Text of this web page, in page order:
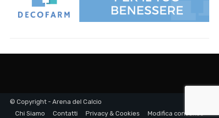
© Copyright - Arena del Calcio
Chi Siamo
Contatti Privacy & Cookies Modifica consenso